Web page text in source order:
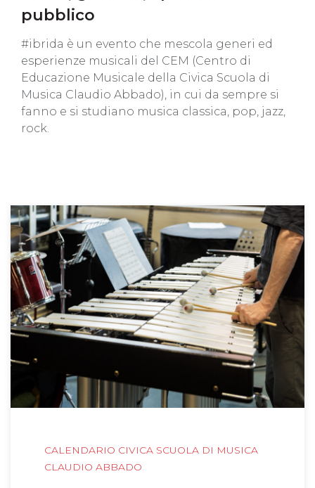
pubblico
#ibrida è un evento che mescola generi ed
esperienze musicali del CEM (Centro di
Educazione Musicale della Civica Scuola di
Musica Claudio Abbado), in cui da sempre si
fanno e si studiano musica classica, pop, jazz,
rock.
CALENDARIO CIVICA SCUOLA DI MUSICA
CLAUDIO ABBADO